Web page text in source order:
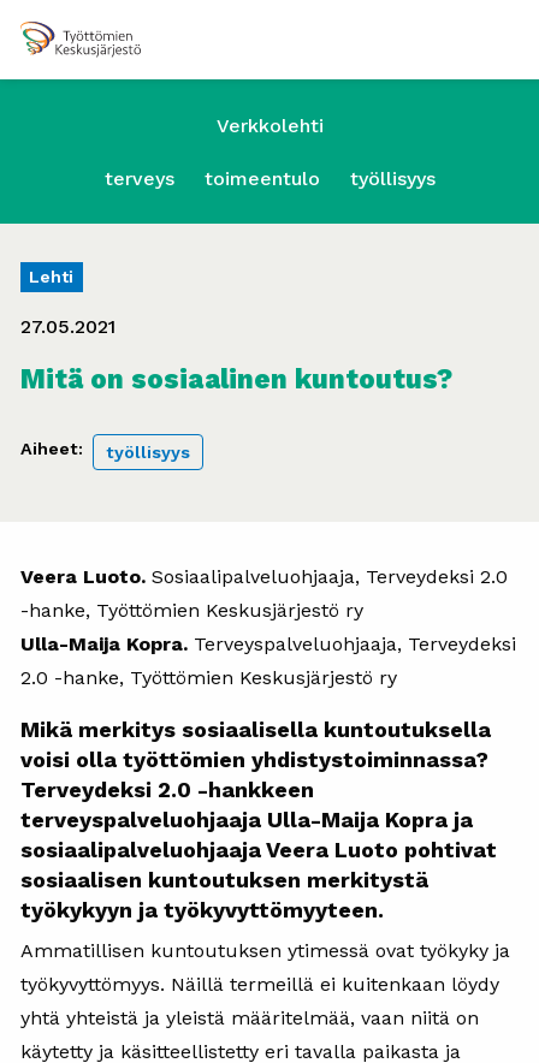
Verkkolehti
terveys toimeentulo työllisyys
Lehti
27.05.2021
Mitä on sosiaalinen kuntoutus?
Aiheet: työllisyys
Veera Luoto. Sosiaalipalveluohjaaja, Terveydeksi 2.0
-hanke, Työttömien Keskusjärjestö ry
Ulla-Maija Kopra. Terveyspalveluohjaaja, Terveydeksi
2.0 -hanke, Työttömien Keskusjärjestö ry
Mikä merkitys sosiaalisella kuntoutuksella
voisi olla työttömien yhdistystoiminnassa?
Terveydeksi 2.0 -hankkeen
terveyspalveluohjaaja Ulla-Maija Kopra ja
sosiaalipalveluohjaaja Veera Luoto pohtivat
sosiaalisen kuntoutuksen merkitystä
työkykyyn ja työkyvyttömyyteen.
Ammatillisen kuntoutuksen ytimessä ovat työkyky ja
työkyvyttömyys. Näillä termeillä ei kuitenkaan löydy
yhtä yhteistä ja yleistä määritelmää, vaan niitä on
käytetty ja käsitteellistetty eri tavalla paikasta ja